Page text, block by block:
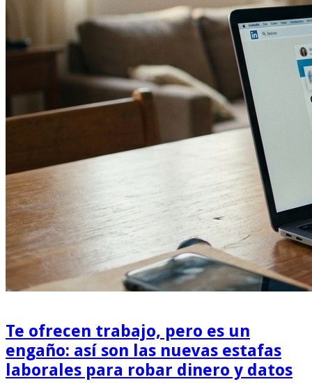
Te ofrecen trabajo, pero es un
engaño: así son las nuevas estafas
laborales para robar dinero y datos